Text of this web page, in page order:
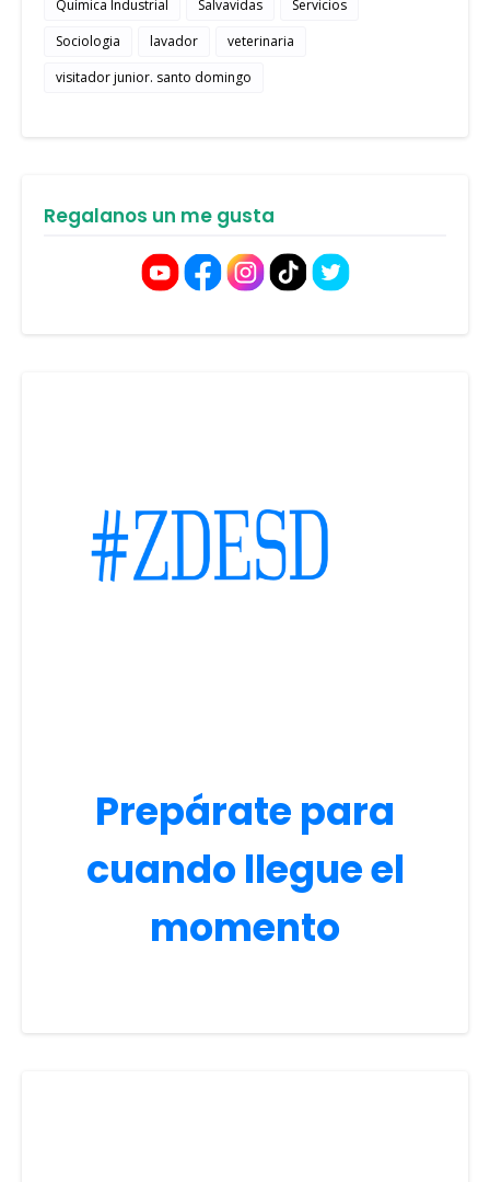
Química Industrial
Salvavidas
Servicios
Sociologia
lavador
veterinaria
visitador junior. santo domingo
Regalanos un me gusta
Prepárate para
cuando llegue el
momento